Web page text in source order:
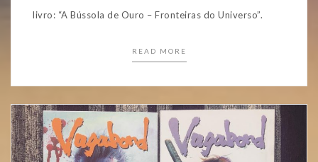
livro: “A Bússola de Ouro – Fronteiras do Universo”.
READ MORE